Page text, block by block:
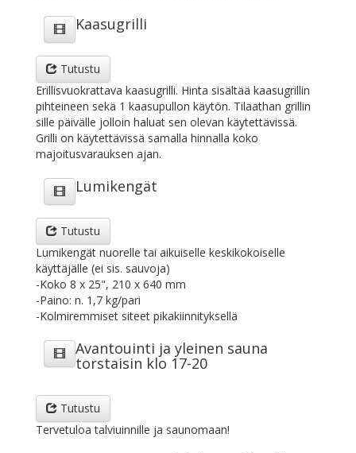
Kaasugrilli
Tutustu
Erillisvuokrattava kaasugrilli. Hinta sisältää kaasugrillin
pihteineen sekä 1 kaasupullon käytön. Tilaathan grillin
sille päivälle jolloin haluat sen olevan käytettävissä.
Grilli on käytettävissä samalla hinnalla koko
majoitusvarauksen ajan.
Lumikengät
Tutustu
Lumikengät nuorelle tai aikuiselle keskikokoiselle
käyttäjälle (ei sis. sauvoja)
-Koko 8 x 25", 210 x 640 mm
-Paino: n. 1,7 kg/pari
-Kolmiremmiset siteet pikakiinnityksellä
Avantouinti ja yleinen sauna
torstaisin klo 17-20
Tutustu
Tervetuloa talviuinnille ja saunomaan!